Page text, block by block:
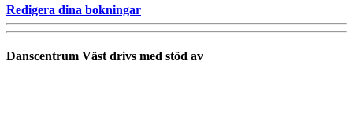
Redigera dina bokningar
Danscentrum Väst drivs med stöd av